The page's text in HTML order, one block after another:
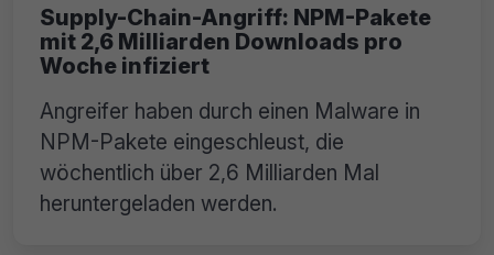
Supply-Chain-Angriff: NPM-Pakete
mit 2,6 Milliarden Downloads pro
Woche infiziert
Angreifer haben durch einen Malware in
NPM-Pakete eingeschleust, die
wöchentlich über 2,6 Milliarden Mal
heruntergeladen werden.